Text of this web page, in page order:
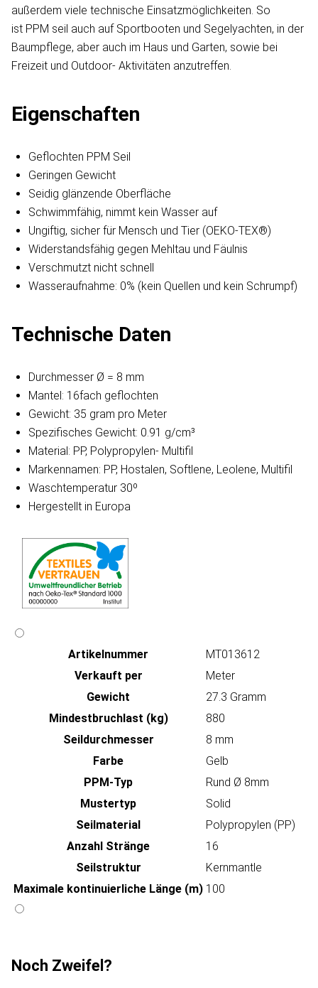
außerdem viele technische Einsatzmöglichkeiten. So
ist PPM seil auch auf Sportbooten und Segelyachten, in der
Baumpflege, aber auch im Haus und Garten, sowie bei
Freizeit und Outdoor- Aktivitäten anzutreffen.
Eigenschaften
Geflochten PPM Seil
Geringen Gewicht
Seidig glänzende Oberfläche
Schwimmfähig, nimmt kein Wasser auf
Ungiftig, sicher für Mensch und Tier (OEKO-TEX®)
Widerstandsfähig gegen Mehltau und Fäulnis
Verschmutzt nicht schnell
Wasseraufnahme: 0% (kein Quellen und kein Schrumpf)
Technische Daten
Durchmesser Ø = 8 mm
Mantel: 16fach geflochten
Gewicht: 35 gram pro Meter
Spezifisches Gewicht: 0.91 g/cm³
Material: PP, Polypropylen- Multifil
Markennamen: PP, Hostalen, Softlene, Leolene, Multifil
Waschtemperatur 30º
Hergestellt in Europa
Artikeln‌ummer
MT013612
Verkauft per
Meter
Gewicht
27.3 Gramm
Mindestbruchlast (kg)
880
Seildurchmesser
8 mm
Farbe
Gelb
PPM-Typ
Rund Ø 8mm
Mustertyp
Solid
Seilmaterial
Polypropylen (PP)
Anzahl Stränge
16
Seilstruktur
Kernmantle
Maximale kontinuierliche Länge (m) 100
Noch Zweifel?